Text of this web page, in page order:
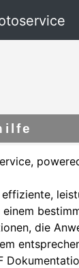
die